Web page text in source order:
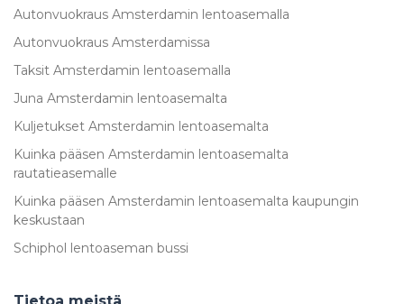
Autonvuokraus Amsterdamin lentoasemalla
Autonvuokraus Amsterdamissa
Taksit Amsterdamin lentoasemalla
Juna Amsterdamin lentoasemalta
Kuljetukset Amsterdamin lentoasemalta
Kuinka pääsen Amsterdamin lentoasemalta
rautatieasemalle
Kuinka pääsen Amsterdamin lentoasemalta kaupungin
keskustaan
Schiphol lentoaseman bussi